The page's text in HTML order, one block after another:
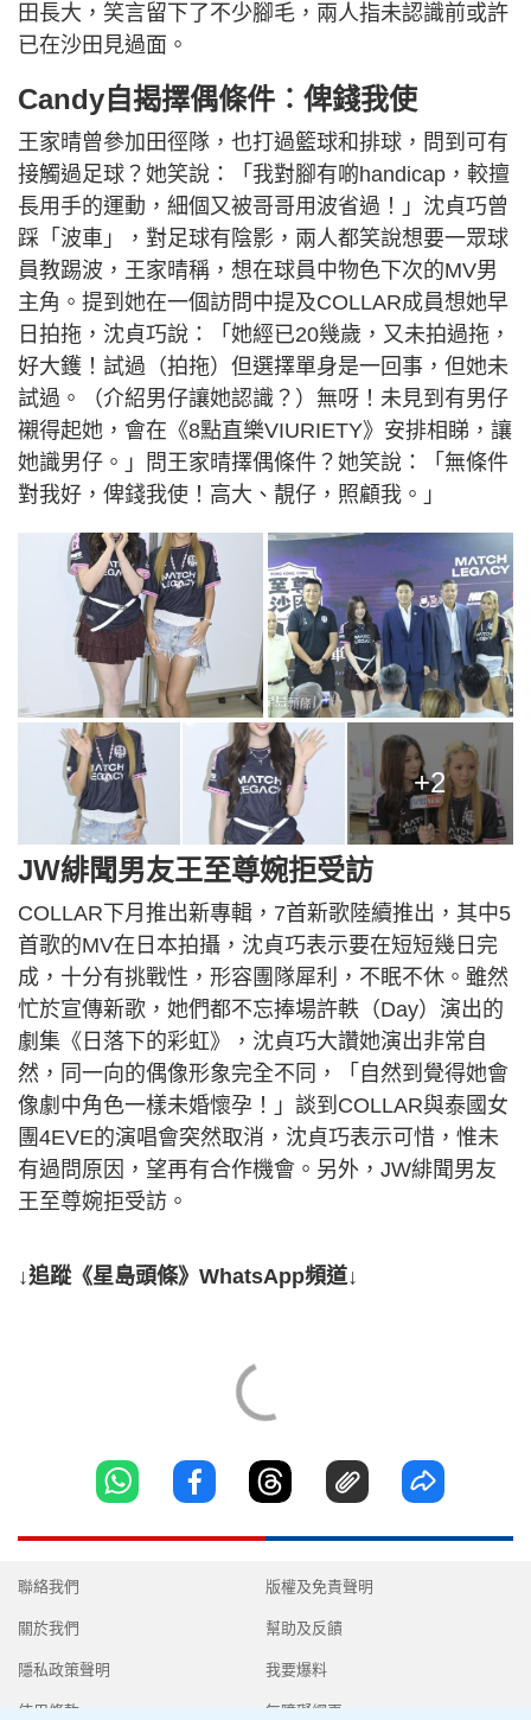
田長大，笑言留下了不少腳毛，兩人指未認識前或許
已在沙田見過面。
Candy自揭擇偶條件︰俾錢我使
王家晴曾參加田徑隊，也打過籃球和排球，問到可有
接觸過足球？她笑說：「我對腳有啲handicap，較擅
長用手的運動，細個又被哥哥用波省過！」沈貞巧曾
踩「波車」，對足球有陰影，兩人都笑說想要一眾球
員教踢波，王家晴稱，想在球員中物色下次的MV男
主角。提到她在一個訪問中提及COLLAR成員想她早
日拍拖，沈貞巧說：「她經已20幾歲，又未拍過拖，
好大鑊！試過（拍拖）但選擇單身是一回事，但她未
試過。（介紹男仔讓她認識？）無呀！未見到有男仔
襯得起她，會在《8點直樂VIURIETY》安排相睇，讓
她識男仔。」問王家晴擇偶條件？她笑說：「無條件
對我好，俾錢我使！高大、靚仔，照顧我。」
+2
JW緋聞男友王至尊婉拒受訪
COLLAR下月推出新專輯，7首新歌陸續推出，其中5
首歌的MV在日本拍攝，沈貞巧表示要在短短幾日完
成，十分有挑戰性，形容團隊犀利，不眠不休。雖然
忙於宣傳新歌，她們都不忘捧場許軼（Day）演出的
劇集《日落下的彩虹》，沈貞巧大讚她演出非常自
然，同一向的偶像形象完全不同，「自然到覺得她會
像劇中角色一樣未婚懷孕！」談到COLLAR與泰國女
團4EVE的演唱會突然取消，沈貞巧表示可惜，惟未
有過問原因，望再有合作機會。另外，JW緋聞男友
王至尊婉拒受訪。
↓追蹤《星島頭條》WhatsApp頻道↓
聯絡我們
關於我們
隱私政策聲明
使用條款
版權及免責聲明
幫助及反饋
我要爆料
無障礙網頁